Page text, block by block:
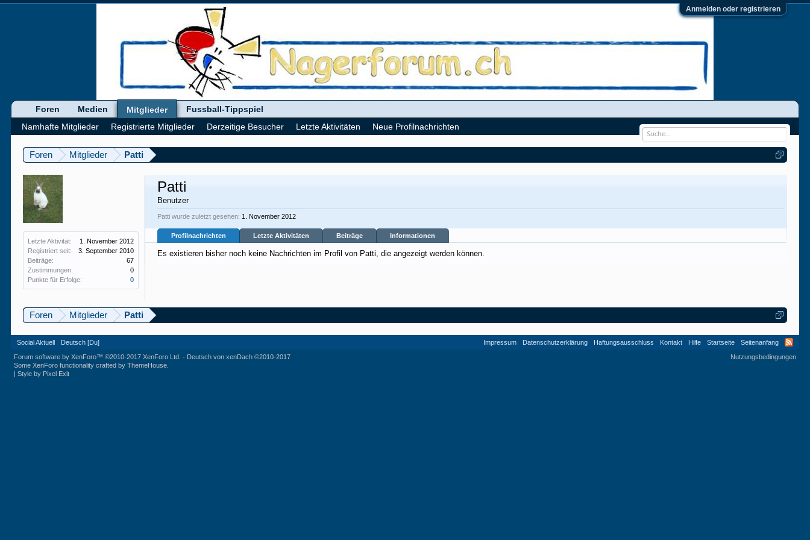
Anmelden oder registrieren
Foren Mitglieder Patti
Letzte Aktivität:
1. November 2012
Registriert seit:
3. September 2010
Beiträge:
67
Zustimmungen:
0
Punkte für Erfolge:
0
Patti
Benutzer
Patti wurde zuletzt gesehen: 1. November 2012
Profilnachrichten Letzte Aktivitäten Beiträge Informationen
Es existieren bisher noch keine Nachrichten im Profil von Patti, die angezeigt werden können.
Foren Mitglieder Patti
Foren Medien
Mitglieder
Namhafte Mitglieder
Registrierte Mitglieder Derzeitige Besucher Letzte Aktivitäten Neue Profilnachrichten
Fussball-Tippspiel
Social Aktuell Deutsch [Du] Impressum Datenschutzerklärung Haftungsausschluss Kontakt Hilfe Startseite
Seitenanfang
Nutzungsbedingungen
Forum software by XenForo™©2010-2017 XenForo Ltd. - Deutsch von xenDach©2010-2017
Some XenForo functionality crafted byThemeHouse
|Style by Pixel Exit